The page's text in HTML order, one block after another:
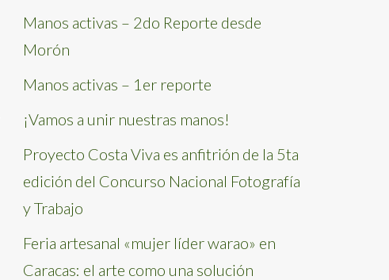
Manos activas – 2do Reporte desde
Morón
Manos activas – 1er reporte
¡Vamos a unir nuestras manos!
Proyecto Costa Viva es anfitrión de la 5ta
edición del Concurso Nacional Fotografía
y Trabajo
Feria artesanal «mujer líder warao» en
Caracas: el arte como una solución